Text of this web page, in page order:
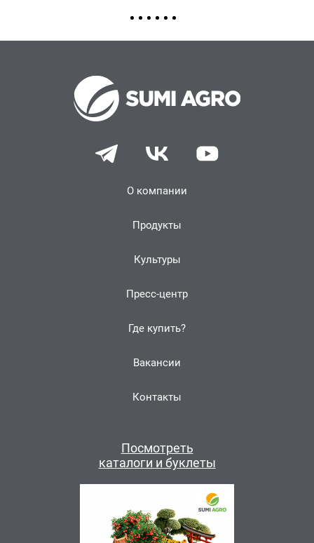
Посмотреть
каталоги и буклеты
О компании
Продукты
Культуры
Пресс-центр
Где купить?
Вакансии
Контакты